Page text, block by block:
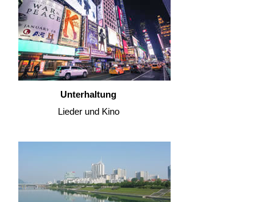
Unterhaltung
Lieder und Kino